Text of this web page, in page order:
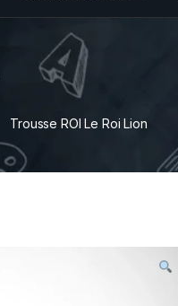
Trousse ROI Le Roi Lion